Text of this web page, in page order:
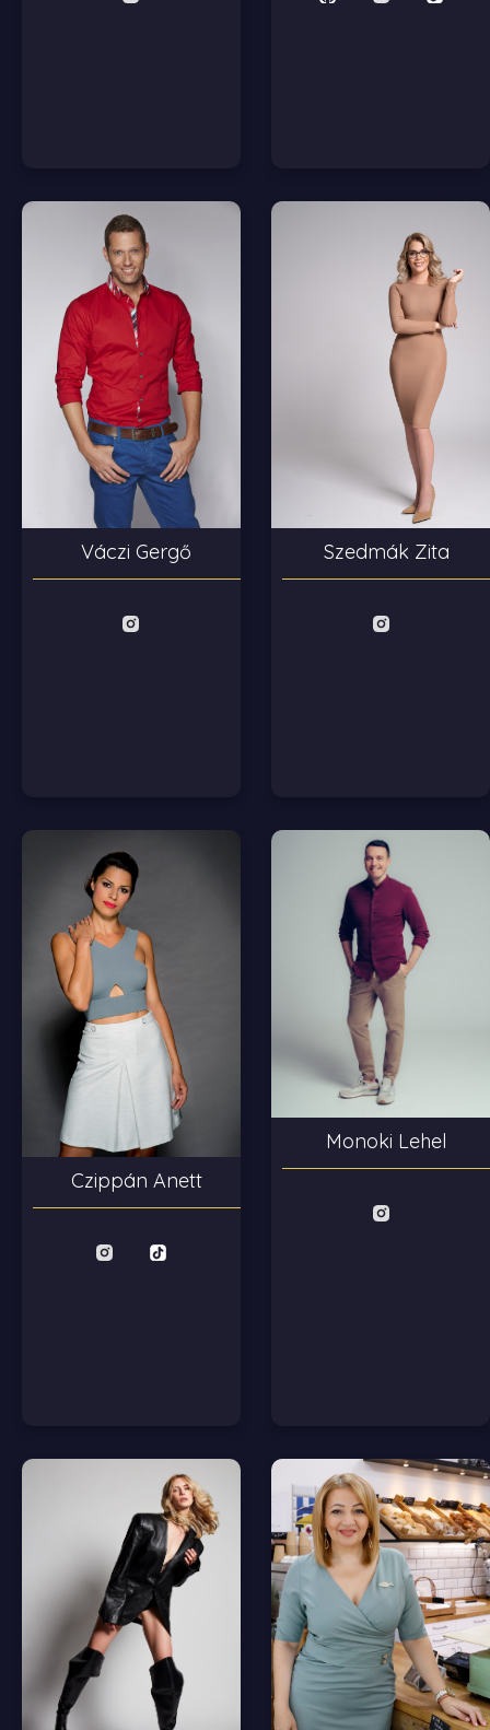
Váczi Gergő Szedmák Zita
Czippán Anett
Monoki Lehel